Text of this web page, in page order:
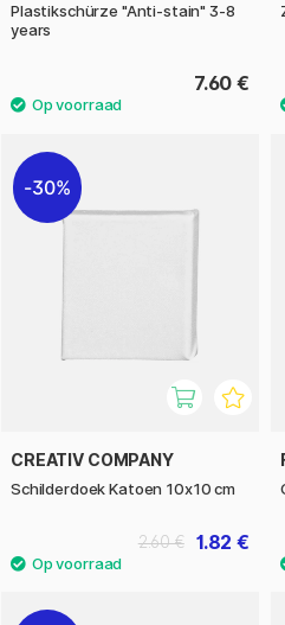
Plastikschürze "Anti-stain" 3-8
years
7.60 €
30%
CREATIV COMPANY
Schilderdoek Katoen 10x10 cm
1.82 €
2.60 €